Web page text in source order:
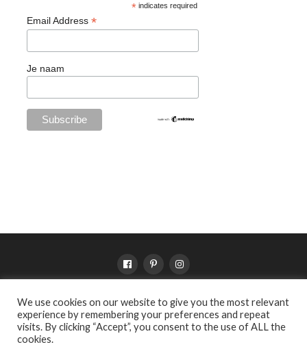
* indicates required
Email Address *
Je naam
SHOP VERKOOPPUNTEN VOORWAARDEN
PRIVACY
OVER WILDEBRAS
We use cookies on our website to give you the most relevant
experience by remembering your preferences and repeat
visits. By clicking “Accept”, you consent to the use of ALL the
cookies.